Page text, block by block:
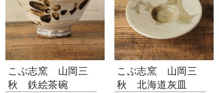
こぶ志窯 山岡三
秋 鉄絵茶碗
こぶ志窯 山岡三
秋 北海道灰皿